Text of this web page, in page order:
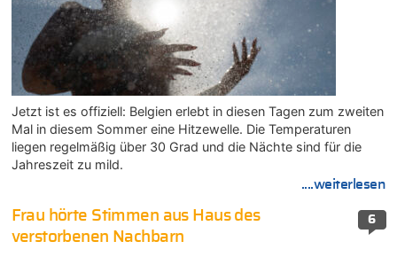
Jetzt ist es offiziell: Belgien erlebt in diesen Tagen zum zweiten
Mal in diesem Sommer eine Hitzewelle. Die Temperaturen
liegen regelmäßig über 30 Grad und die Nächte sind für die
Jahreszeit zu mild.
....weiterlesen
6
Frau hörte Stimmen aus Haus des
verstorbenen Nachbarn